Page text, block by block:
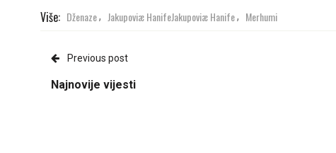
Više: Dženaze, Jakupoviæ HanifeJakupoviæ Hanife, Merhumi
Previous post
Najnovije vijesti